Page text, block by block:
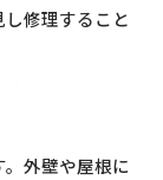
修理すること
外壁や屋根に